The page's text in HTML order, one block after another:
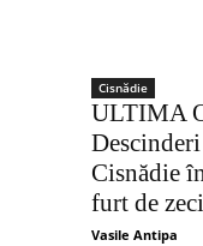
Cisnădie
ULTIMA
Cisnădie
furt de
Vasile Antipa